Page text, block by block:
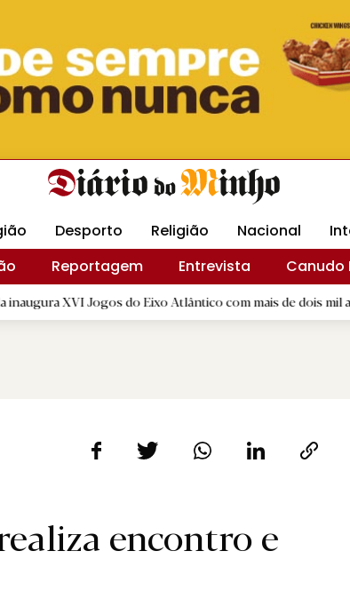
Minha Gráfica DM Livraria DM
Desporto Religião Nacional
Reportagem Entrevista
Canudo
Jogos do Eixo Atlântico com mais de dois mil atletas |
encontro e